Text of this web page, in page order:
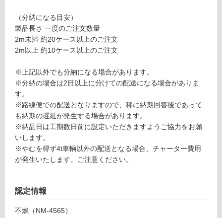
商
品
仕
様
を
ご
認
く
だ
い
て
い
（分納になる目安）
製品長さ 一度のご注文数量
2m未満 約20ケース以上のご注文
2m以上 約10ケース以上のご注文
※上記以外でも分納になる場合があります。
※分納の場合は2日以上に分けての配送になる場合がありま
す。
※路線便での配送となりますので、稀に納期回答後であって
も納期の遅延が発生する場合があります。
※納品日は工期数日前に設定いただきますようご協力をお願
いします。
※やむを得ず4t車輛以外の配送となる場合、チャーター費用
が発生いたします。ご注意ください。
認定情報
不燃（NM-4565）